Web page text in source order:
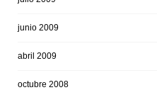
junio 2009
abril 2009
octubre 2008